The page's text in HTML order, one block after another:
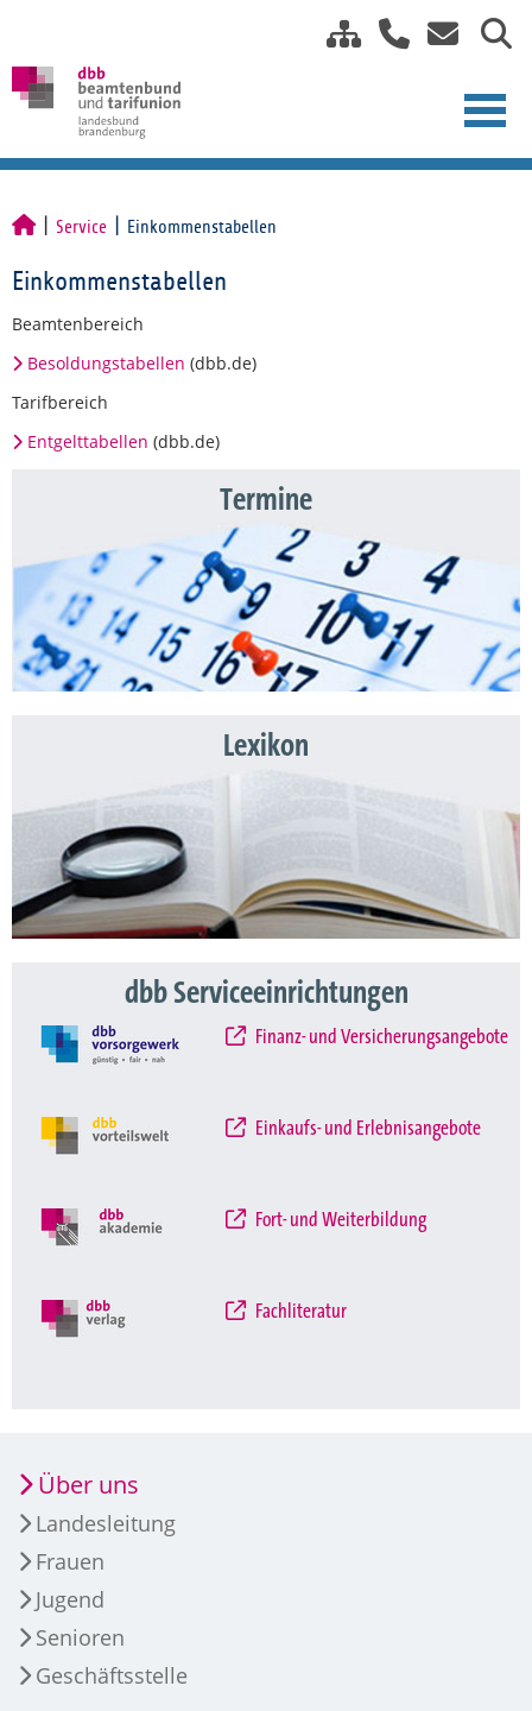
Service Einkommenstabellen
Einkommenstabellen
Beamtenbereich
Besoldungstabellen (dbb.de)
Tarifbereich
Entgelttabellen (dbb.de)
Termine
Lexikon
dbb Serviceeinrichtungen
Finanz- und Versicherungsangebote
Einkaufs- und Erlebnisangebote
Fort- und Weiterbildung
Fachliteratur
Über uns
Landesleitung
Frauen
Jugend
Senioren
Geschäftsstelle